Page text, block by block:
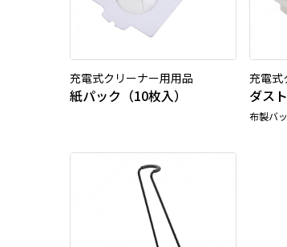
充電式クリーナー用用品
紙パック（10枚入）
充電式
ダス
布製バ